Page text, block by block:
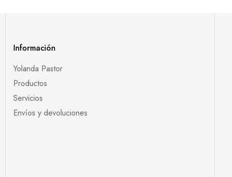
Información
Yolanda Pastor
Productos
Servicios
Envíos y devoluciones